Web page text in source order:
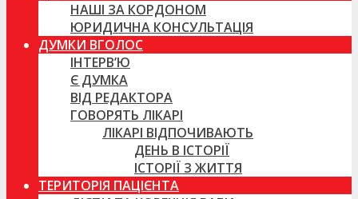
НАШІ ЗА КОРДОНОМ
ЮРИДИЧНА КОНСУЛЬТАЦІЯ
ДУМКИ ВГОЛОС
ІНТЕРВ’Ю
Є ДУМКА
ВІД РЕДАКТОРА
ГОВОРЯТЬ ЛІКАРІ
ЛІКАРІ ВІДПОЧИВАЮТЬ
ДЕНЬ В ІСТОРІЇ
ІСТОРІЇ З ЖИТТЯ
ТЕРИТОРІЯ ПАЦІЄНТА